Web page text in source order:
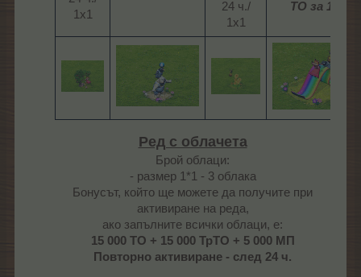
1х1​
24 ч./
1х1​
ТО за 1 ч.
Ред с облачета
Брой облаци:
- размер 1*1 - 3 облака
Бонусът, който ще можете да получите при
активиране на реда,
ако запълните всички облаци, е:
15 000 ТО + 15 000 ТрТО + 5 000 МП
Повторно активиране - след 24 ч.